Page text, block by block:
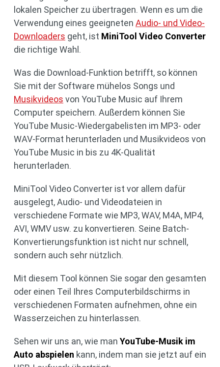
lokalen Speicher zu übertragen. Wenn es um die
Verwendung eines geeigneten Audio- und Video-
Downloaders geht, ist MiniTool Video Converter
die richtige Wahl.
Was die Download-Funktion betrifft, so können
Sie mit der Software mühelos Songs und
Musikvideos von YouTube Music auf Ihrem
Computer speichern. Außerdem können Sie
YouTube Music-Wiedergabelisten im MP3- oder
WAV-Format herunterladen und Musikvideos von
YouTube Music in bis zu 4K-Qualität
herunterladen.
MiniTool Video Converter ist vor allem dafür
ausgelegt, Audio- und Videodateien in
verschiedene Formate wie MP3, WAV, M4A, MP4,
AVI, WMV usw. zu konvertieren. Seine Batch-
Konvertierungsfunktion ist nicht nur schnell,
sondern auch sehr nützlich.
Mit diesem Tool können Sie sogar den gesamten
oder einen Teil Ihres Computerbildschirms in
verschiedenen Formaten aufnehmen, ohne ein
Wasserzeichen zu hinterlassen.
Sehen wir uns an, wie man YouTube-Musik im
Auto abspielen kann, indem man sie jetzt auf ein